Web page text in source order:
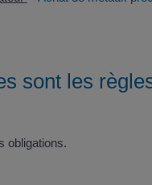
sont les
obligations.